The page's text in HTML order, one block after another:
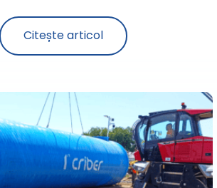
Citește articol